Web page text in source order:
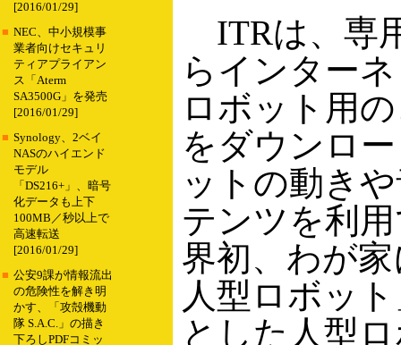
[2016/01/29]
■ NEC、中小規模事
業者向けセキュリ
ティアプライアン
ス「Aterm
SA3500G」を発売
[2016/01/29]
■ Synology、2ベイ
NASのハイエンド
モデル
「DS216+」、暗号
化データも上下
100MB／秒以上で
高速転送
[2016/01/29]
■ 公安9課が情報流出
の危険性を解き明
かす、「攻殻機動
隊 S.A.C.」の描き
下ろしPDFコミッ
ITRは、専
らインター
ロボット用
をダウンロ
ットの動き
テンツを利
界初、わが
人型ロボッ
とした人型